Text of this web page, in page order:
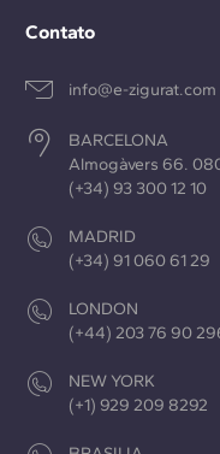
Contato
info@e-zigurat.com
BARCELONA
Almogàvers 66.
(+34) 93 300 12 10
MADRID
(+34) 91 060 61 29
LONDON
(+44) 203 76 90
NEW YORK
(+1) 929 209 8292